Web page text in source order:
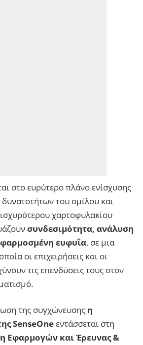
στο ευρύτερο πλάνο ενίσχυσης
του ομίλου και
χαρτοφυλακίου
συνδεσιμότητα, ανάλυση
ευφυΐα, σε μια
οι επιχειρήσεις και οι
τις επενδύσεις τους στον
της συγχώνευσης η
SenseOneεντάσσεται στη
Εφαρμογών και Έρευνας &